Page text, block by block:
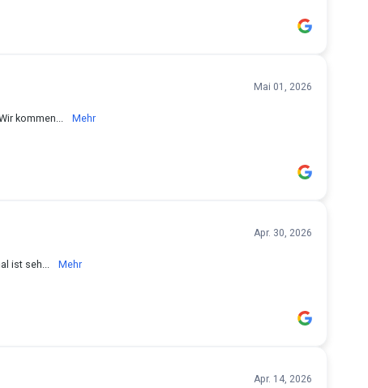
Mai 01, 2026
kommen... Mehr
Apr. 30, 2026
ist seh... Mehr
Apr. 14, 2026